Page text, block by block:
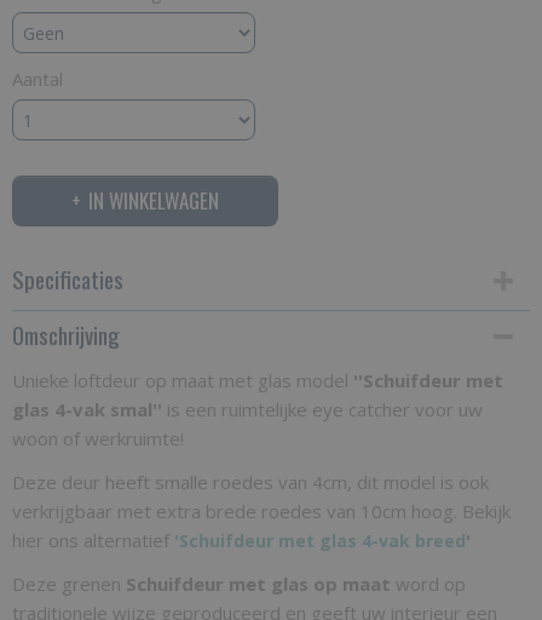
Aantal
IN WINKELWAGEN
Specificaties
Productcode
Bruto gewicht
35,00 Kg
Omschrijving
Unieke loftdeur op maat met glas model ''Schuifdeur met
glas 4-vak smal'' is een ruimtelijke eye catcher voor uw
woon of werkruimte!
Deze deur heeft smalle roedes van 4cm, dit model is ook
verkrijgbaar met extra brede roedes van 10cm hoog. Bekijk
hier ons alternatief 'Schuifdeur met glas 4-vak breed'
Deze grenen Schuifdeur met glas op maat word op
traditionele wijze geproduceerd en geeft uw interieur een